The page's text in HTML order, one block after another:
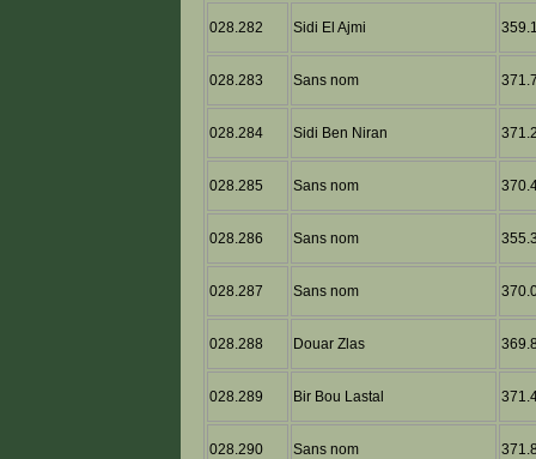
028.282 Sidi El Ajmi
028.283 Sans nom
028.284 Sidi Ben Niran
028.285 Sans nom
028.286 Sans nom
028.287 Sans nom
028.288 Douar Zlas
028.289 Bir Bou Lastal
028.290 Sans nom